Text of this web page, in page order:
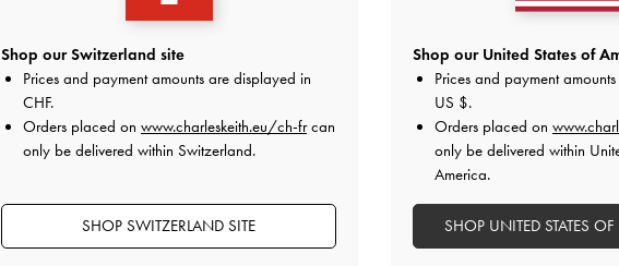
CHF55.00
STYLE IT WITH
Shop our Switzerland site
Prices and payment amounts are displayed in
CHF.
Orders placed on www.charleskeith.eu/ch-frcan
only be delivered within Switzerland.
SHOP SWITZERLAND SITE
Shop our United States of
Prices and payment
US $.
Orders placed on
only be delivered within
America.
SHOP UNITED STATES